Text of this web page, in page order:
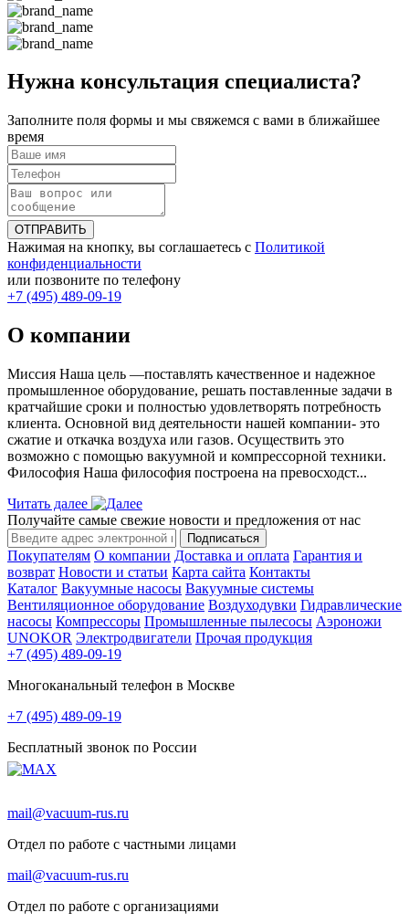
Нужна консультация специалиста?
Заполните поля формы и мы свяжемся с вами в ближайшее
время
ОТПРАВИТЬ
Нажимая на кнопку, вы соглашаетесь с Политикой
конфиденциальности
или позвоните по телефону
+7 (495) 489-09-19
О компании
Миссия Наша цель ―поставлять качественное и надежное
промышленное оборудование, решать поставленные задачи в
кратчайшие сроки и полностью удовлетворять потребность
клиента. Основной вид деятельности нашей компании- это
сжатие и откачка воздуха или газов. Осуществить это
возможно с помощью вакуумной и компрессорной техники.
Философия Наша философия построена на превосходст...
Читать далее
Получайте самые свежие новости и предложения от нас
Подписаться
Покупателям О компании Доставка и оплата Гарантия и
возврат Новости и статьи Карта сайта Контакты
Каталог Вакуумные насосы Вакуумные системы
Вентиляционное оборудование Воздуходувки Гидравлические
насосы Компрессоры Промышленные пылесосы Аэроножи
UNOKOR Электродвигатели Прочая продукция
+7 (495) 489-09-19
Многоканальный телефон в Москве
+7 (495) 489-09-19
Бесплатный звонок по России
mail@vacuum-rus.ru
Отдел по работе с частными лицами
mail@vacuum-rus.ru
Отдел по работе с организациями